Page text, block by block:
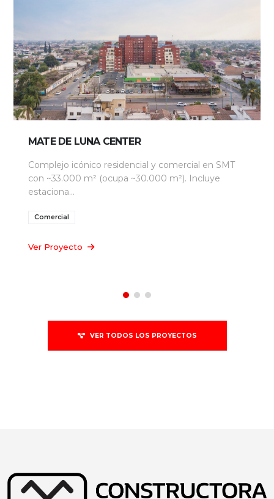
MATE DE LUNA CENTER
Complejo icónico residencial y comercial en SMT
con ~33.000 m² (ocupa ~30.000 m²). Incluye
estaciona...
Comercial
Ver Proyecto
VER TODOS LOS PROYECTOS